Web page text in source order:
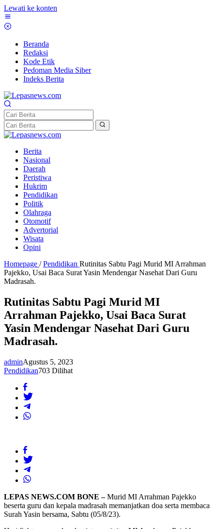
Lewati ke konten
Beranda
Redaksi
Kode Etik
Pedoman Media Siber
Indeks Berita
Berita
Nasional
Daerah
Peristiwa
Hukrim
Pendidikan
Politik
Olahraga
Otomotif
Advertorial
Wisata
Opini
Homepage / Pendidikan Rutinitas Sabtu Pagi Murid MI Arrahman
Pajekko, Usai Baca Surat Yasin Mendengar Nasehat Dari Guru
Madrasah.
Rutinitas Sabtu Pagi Murid MI
Arrahman Pajekko, Usai Baca Surat
Yasin Mendengar Nasehat Dari Guru
Madrasah.
adminAgustus 5, 2023
Pendidikan703 Dilihat
LEPAS NEWS.COM BONE –Murid MI Arrahman Pajekko
beserta guru dan kepala madrasah memanjatkan doa serta membaca
Surah Yasin bersama, Sabtu (05/8/23).